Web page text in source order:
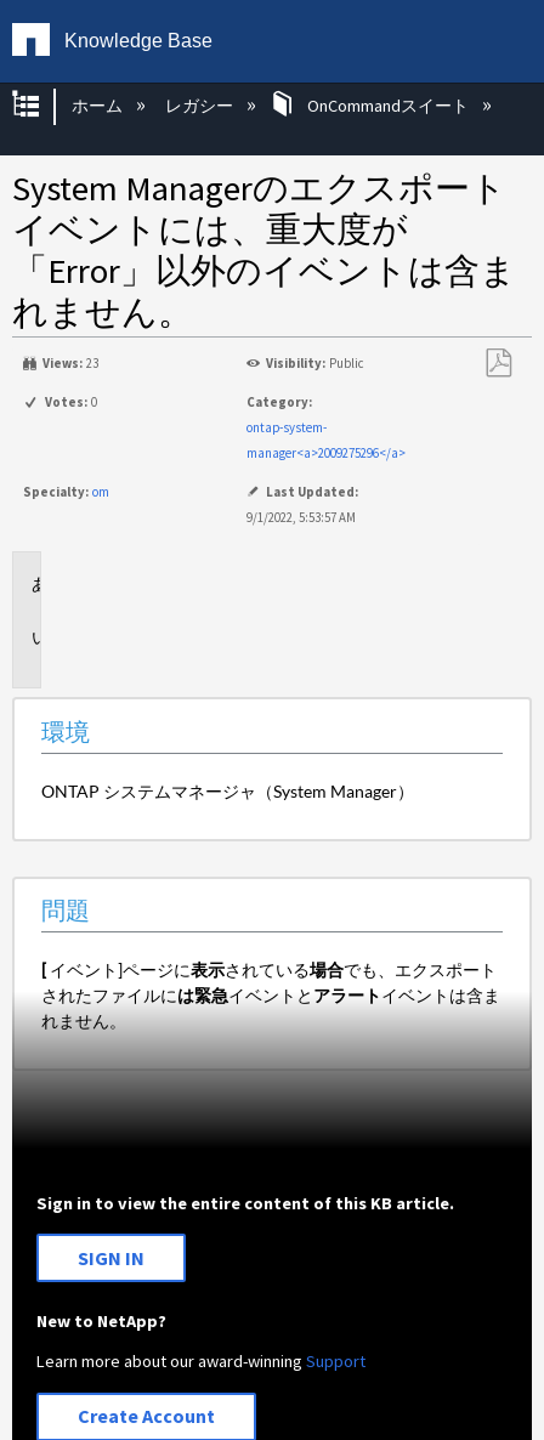
Knowledge Base
グローバル階層を展開/折りたたむ
ホーム レガシー OnCommandスイート
System Managerのエクスポート
イベントには、重大度が
「Error」以外のイベントは含ま
れません。
Views: 23 Visibility: Public
Votes: 0
Category:
ontap-system-
manager<a>2009275296</a>
Specialty: om
Last Updated:
9/1/2022, 5:53:57 AM
環境
ONTAP システムマネージャ（System Manager）
問題
[イベント]ページに表示されている場合でも、エクスポート
されたファイルには緊急イベントと アラートイベントは含ま
れません。
Sign in to view the entire content of this KB article.
SIGN IN
New to NetApp?
Learn more about our award-winningSupport
Create Account